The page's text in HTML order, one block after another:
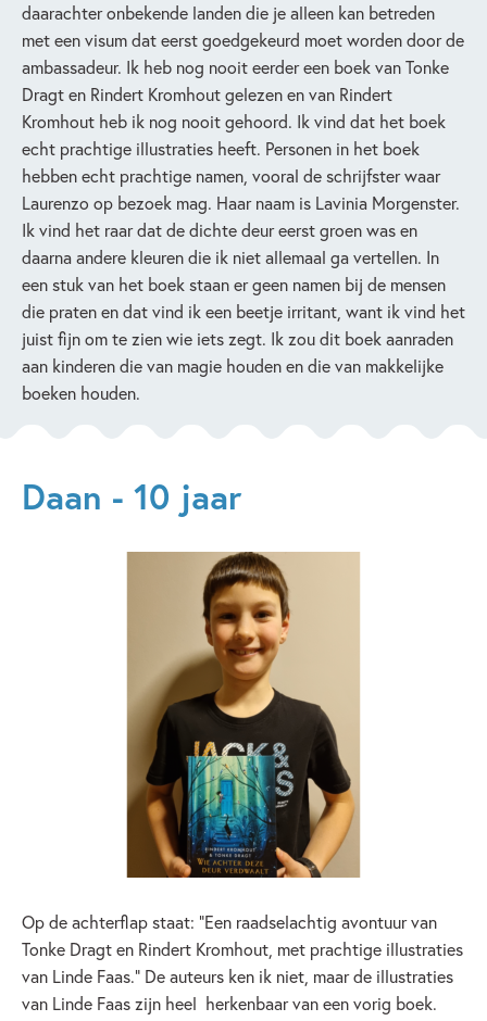
daarachter onbekende landen die je alleen kan betreden
met een visum dat eerst goedgekeurd moet worden door de
ambassadeur. Ik heb nog nooit eerder een boek van Tonke
Dragt en Rindert Kromhout gelezen en van Rindert
Kromhout heb ik nog nooit gehoord. Ik vind dat het boek
echt prachtige illustraties heeft. Personen in het boek
hebben echt prachtige namen, vooral de schrijfster waar
Laurenzo op bezoek mag. Haar naam is Lavinia Morgenster.
Ik vind het raar dat de dichte deur eerst groen was en
daarna andere kleuren die ik niet allemaal ga vertellen. In
een stuk van het boek staan er geen namen bij de mensen
die praten en dat vind ik een beetje irritant, want ik vind het
juist fijn om te zien wie iets zegt. Ik zou dit boek aanraden
aan kinderen die van magie houden en die van makkelijke
boeken houden.
Daan - 10 jaar
Op de achterflap staat: “Een raadselachtig avontuur van
Tonke Dragt en Rindert Kromhout, met prachtige illustraties
van Linde Faas.” De auteurs ken ik niet, maar de illustraties
van Linde Faas zijn heel herkenbaar van een vorig boek.